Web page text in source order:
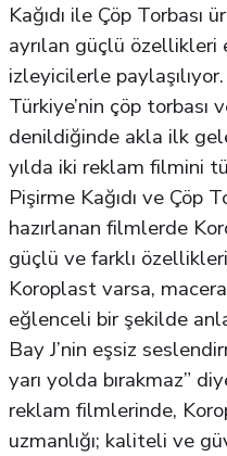
Kağıdı ile Çöp Torbası
ayrılan güçlü
izleyicilerle paylaşılıyor.
Türkiye’nin çöp torbası
denildiğinde akla ilk
yılda iki reklam filmini
Pişirme Kağıdı ve Çöp
hazırlanan filmlerde
güçlü ve farklı
Koroplast varsa,
eğlenceli bir şekilde
Bay J’nin eşsiz
yarı yolda bırakmaz”
reklam filmlerinde,
uzmanlığı; kaliteli ve